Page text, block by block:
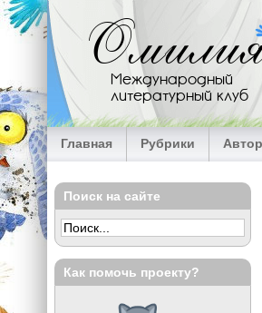
Перейти к основному содержанию
Международный
литературный клуб
Главная Рубрики
Поиск на сайте
Как помочь проекту?